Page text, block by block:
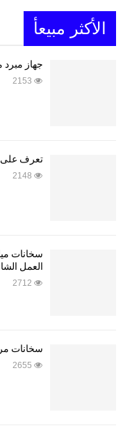
الأكثر مبيعأ
جهاز مبرد
2153
تعرف على
2148
سخانات
العمل
2712
سخانات
2655